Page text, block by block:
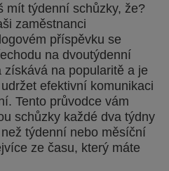
mít týdenní schůzky, že?
zaměstnanci
příspěvku se
na dvoutýdenní
získává na popularitě a je
efektivní komunikaci
Tento průvodce vám
schůzky každé dva týdny
týdenní nebo měsíční
ze času, který máte